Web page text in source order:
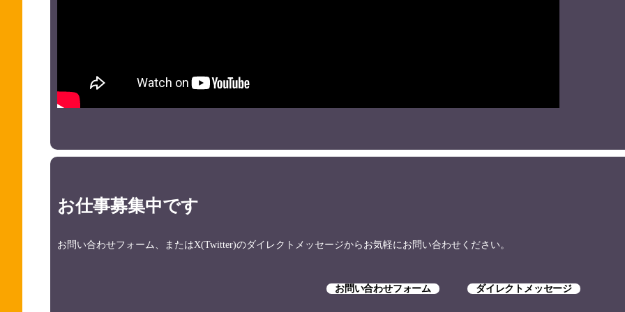
お仕事募集中です
お問い合わせフォーム、またはX(Twitter)のダイレクトメッセージからお気軽にお問い合わせください。
お問い合わせフォーム ダイレクトメッセージ